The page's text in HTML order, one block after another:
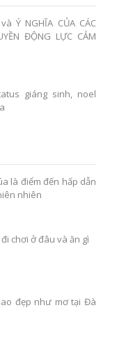
Ý NGHĨA CỦA CÁC
ĐỘNG LỰC CẢM
giáng sinh, noel
là điểm đến hấp dẫn
nhiên
chơi ở đâu và ăn gì
đẹp như mơ tại Đà